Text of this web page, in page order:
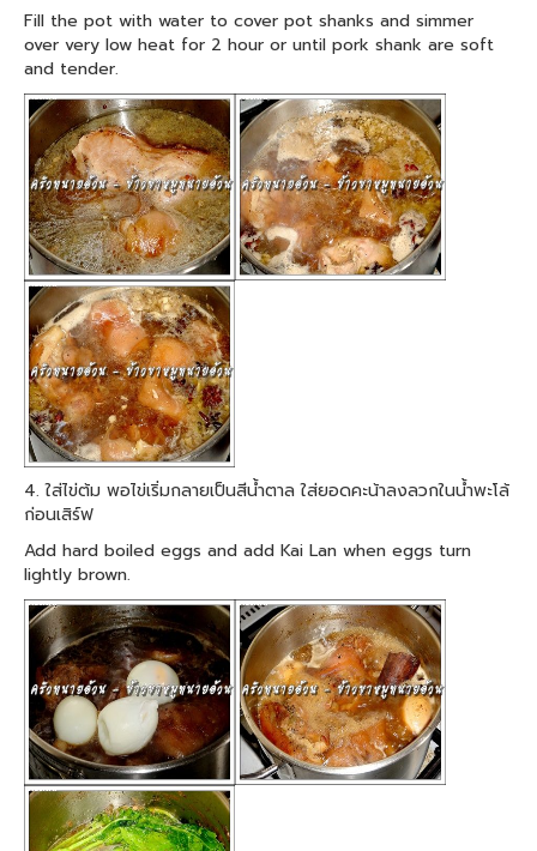
Fill the pot with water to cover pot shanks and simmer
over very low heat for 2 hour or until pork shank are soft
and tender.
4. ใส่ไข่ต้ม พอไข่เริ่มกลายเป็นสีน้ำตาล ใส่ยอดคะน้าลงลวกในน้ำพะโล้
ก่อนเสิร์ฟ
Add hard boiled eggs and add Kai Lan when eggs turn
lightly brown.